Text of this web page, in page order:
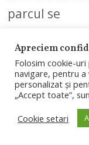
parcul se
august, iar
proiectul
continuă…
Apreciem
Folosim cookie-
navigare, pentru
personalizat și
„Accept toate”,
Cookie setari